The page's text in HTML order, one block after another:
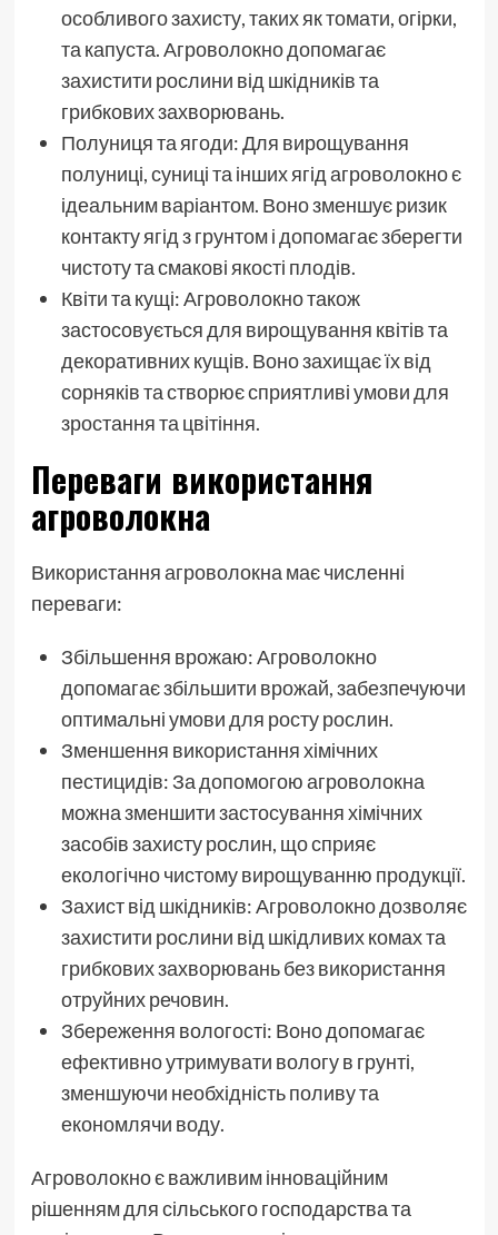
особливого захисту, таких як томати, огірки,
та капуста. Агроволокно допомагає
захистити рослини від шкідників та
грибкових захворювань.
Полуниця та ягоди: Для вирощування
полуниці, суниці та інших ягід агроволокно є
ідеальним варіантом. Воно зменшує ризик
контакту ягід з грунтом і допомагає зберегти
чистоту та смакові якості плодів.
Квіти та кущі: Агроволокно також
застосовується для вирощування квітів та
декоративних кущів. Воно захищає їх від
сорняків та створює сприятливі умови для
зростання та цвітіння.
Переваги використання
агроволокна
Використання агроволокна має численні
переваги:
Збільшення врожаю: Агроволокно
допомагає збільшити врожай, забезпечуючи
оптимальні умови для росту рослин.
Зменшення використання хімічних
пестицидів: За допомогою агроволокна
можна зменшити застосування хімічних
засобів захисту рослин, що сприяє
екологічно чистому вирощуванню продукції.
Захист від шкідників: Агроволокно дозволяє
захистити рослини від шкідливих комах та
грибкових захворювань без використання
отруйних речовин.
Збереження вологості: Воно допомагає
ефективно утримувати вологу в грунті,
зменшуючи необхідність поливу та
економлячи воду.
Агроволокно є важливим інноваційним
рішенням для сільського господарства та